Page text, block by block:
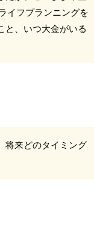
イフプランニングを
と、いつ大金がいる
将来どのタイミング